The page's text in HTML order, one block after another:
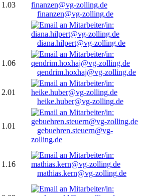
1.03
finanzen@vg-zolling.de
diana.hilpert@vg-zolling.de
1.06
qendrim.hoxhaj@vg-zolling.de
2.01
heike.huber@vg-zolling.de
1.01
gebuehren.steuern@vg-
zolling.de
1.16
mathias.kern@vg-zolling.de